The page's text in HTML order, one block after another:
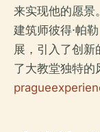
来实现他的愿景
建筑师彼得·帕
展，引入了创新
了大教堂独特的